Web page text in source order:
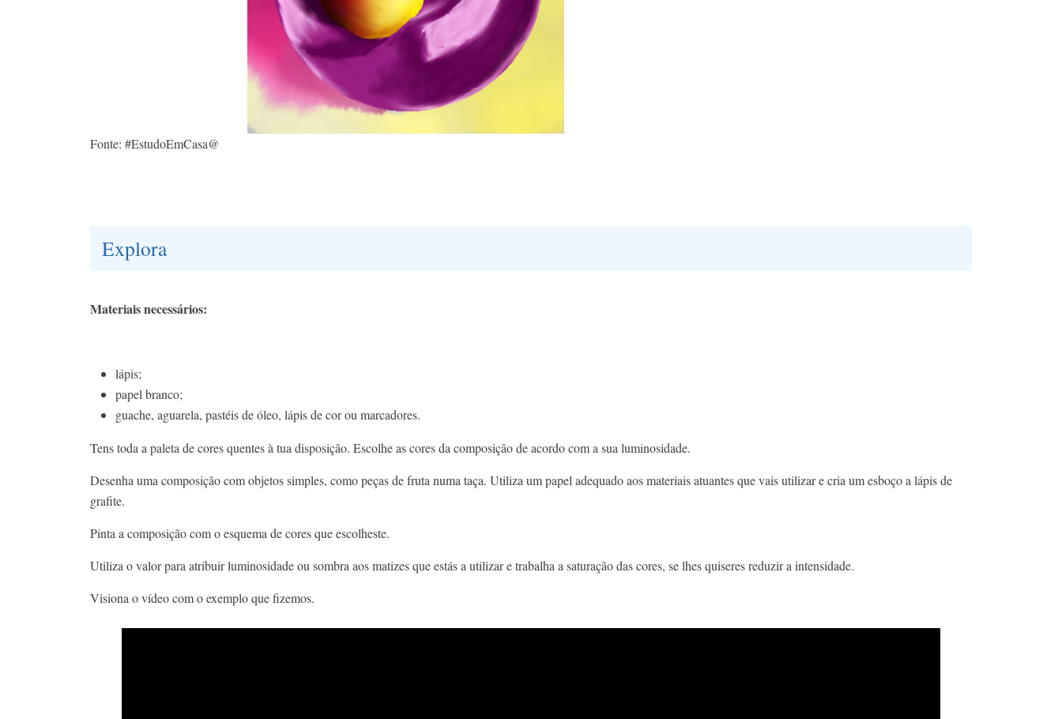
Fonte: #EstudoEmCasa@
Explora
Materiais necessários:
lápis;
papel branco;
guache, aguarela, pastéis de óleo, lápis de cor ou marcadores.
Tens toda a paleta de cores quentes à tua disposição. Escolhe as cores da composição de acordo com a sua luminosidade.
Desenha uma composição com objetos simples, como peças de fruta numa taça. Utiliza um papel adequado aos materiais atuantes que vais utilizar e cria um esboço a lápis de
grafite.
Pinta a composição com o esquema de cores que escolheste.
Utiliza o valor para atribuir luminosidade ou sombra aos matizes que estás a utilizar e trabalha a saturação das cores, se lhes quiseres reduzir a intensidade.
Visiona o vídeo com o exemplo que fizemos.